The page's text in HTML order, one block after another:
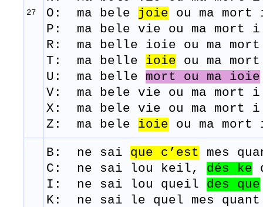
27
O: ma bele joie ou ma
P: ma bele vie ou ma mort
R: ma belle ioie ou ma mort
T: ma belle ioie ou ma mort
U: ma belle mort ou ma ioie
V: ma bele vie ou ma mort
​X: ma bele vie ou ma mort
Z: ma bele ioie ou ma
B: ne sai que c’est mes
C: ne sai lou keil, dés ke
I: ne sai lou queil des que
K: ne sai le quel mes